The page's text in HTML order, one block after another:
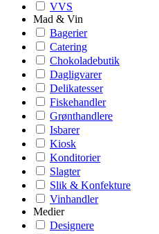
VVS
Mad & Vin
Bagerier
Catering
Chokoladebutik
Dagligvarer
Delikatesser
Fiskehandler
Grønthandlere
Isbarer
Kiosk
Konditorier
Slagter
Slik & Konfekture
Vinhandler
Medier
Designere